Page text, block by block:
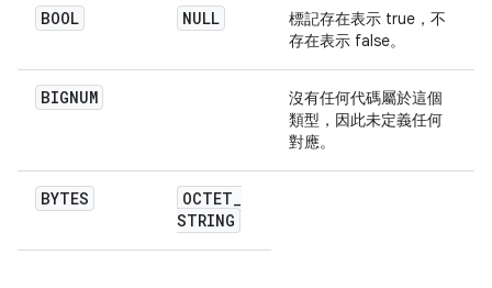
BOOL NULL
標記存在表示 true，不
存在表示 false。
BIGNUM
沒有任何代碼屬於這個
類型，因此未定義任何
對應。
BYTES OCTET_
STRING